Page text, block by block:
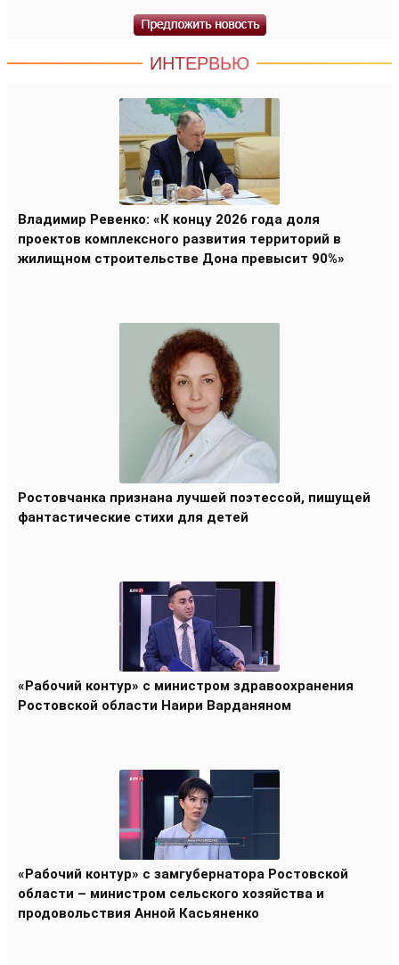
ИНТЕРВЬЮ
Владимир Ревенко: «К концу 2026 года доля
проектов комплексного развития территорий в
жилищном строительстве Дона превысит 90%»
Ростовчанка признана лучшей поэтессой, пишущей
фантастические стихи для детей
«Рабочий контур» с министром здравоохранения
Ростовской области Наири Варданяном
«Рабочий контур» с замгубернатора Ростовской
области – министром сельского хозяйства и
продовольствия Анной Касьяненко